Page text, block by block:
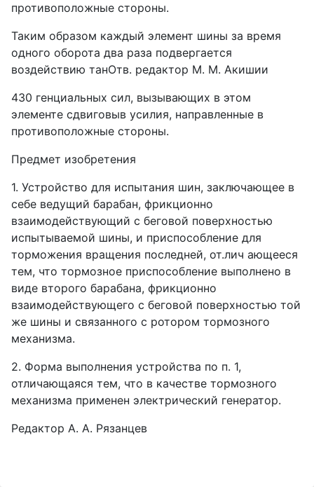
противоположные стороны.
Таким образом каждый элемент шины за время
одного оборота два раза подвергается
воздействию танОтв. редактор М. М. Акишии
430 генциальных сил, вызывающих в этом
элементе сдвиговыв усилия, направленные в
противоположные стороны.
Предмет изобретения
1. Устройство для испытания шин, заключающее в
себе ведущий барабан, фрикционно
взаимодействующий с беговой поверхностью
испытываемой шины, и приспособление для
торможения вращения последней, от.лич ающееся
тем, что тормозное приспособление выполнено в
виде второго барабана, фрикционно
взаимодействующего с беговой поверхностью той
же шины и связанного с ротором тормозного
механизма.
2. Форма выполнения устройства по п. 1,
отличающаяся тем, что в качестве тормозного
механизма применен электрический генератор.
Редактор А. А. Рязанцев